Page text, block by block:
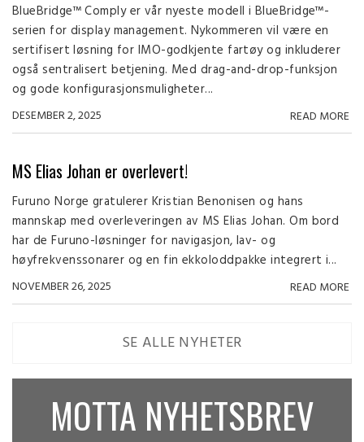
BlueBridge™ Comply er vår nyeste modell i BlueBridge™-
serien for display management. Nykommeren vil være en
sertifisert løsning for IMO-godkjente fartøy og inkluderer
også sentralisert betjening. Med drag-and-drop-funksjon
og gode konfigurasjonsmuligheter...
DESEMBER 2, 2025 READ MORE
MS Elias Johan er overlevert!
Furuno Norge gratulerer Kristian Benonisen og hans
mannskap med overleveringen av MS Elias Johan. Om bord
har de Furuno-løsninger for navigasjon, lav- og
høyfrekvenssonarer og en fin ekkoloddpakke integrert i...
NOVEMBER 26, 2025 READ MORE
SE ALLE NYHETER
MOTTA NYHETSBREV